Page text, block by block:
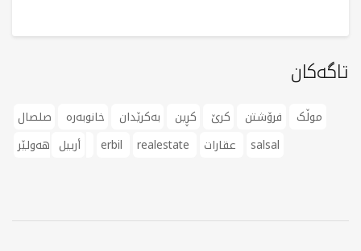
تاگەکان
موڵک فرۆشتن کرێ کڕین بەکرێدان خانوبەرە
صلصال
أربيل
erbil realestate salsal